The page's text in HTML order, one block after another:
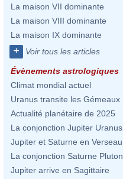
La maison VII dominante
La maison VIII dominante
La maison IX dominante
+ Voir tous les articles
Évènements astrologiques
Climat mondial actuel
Uranus transite les Gémeaux
Actualité planétaire de 2025
La conjonction Jupiter Uranus
Jupiter et Saturne en Verseau
La conjonction Saturne Pluton
Jupiter arrive en Sagittaire